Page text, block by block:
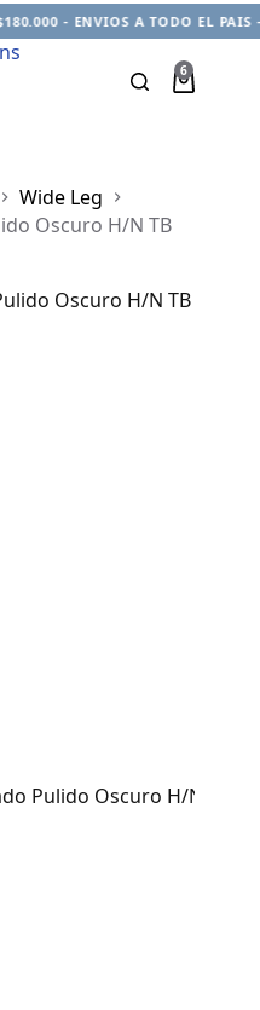
- ENVIOS A TODO EL PAIS -
Carro
6
Wide Leg
Oscuro H/N TB